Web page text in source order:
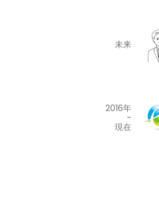
未来
2016年
-
現在